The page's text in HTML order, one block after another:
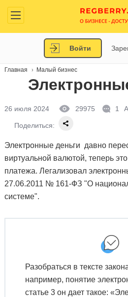
Войти
Главная Малый бизнес
26 июля 2024 29975 1
Поделиться:
Электронные деньги давно
виртуальной валютой, теперь
платежа. Легализовал
27.06.2011 № 161-ФЗ "О
системе".
Разобраться в тексте
например, понятие
статье 3 он дает такое: